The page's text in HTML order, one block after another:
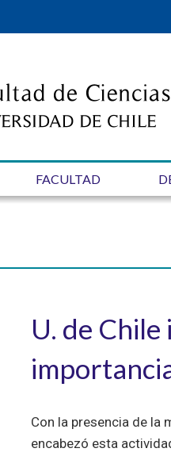
FACULTAD
U. de
Con la presencia de la
encabezó esta